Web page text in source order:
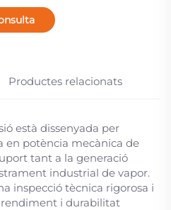
Productes relacionats
està dissenyada per
en potència mecànica de
tant a la generació
industrial de vapor.
inspecció tècnica rigorosa i
i durabilitat